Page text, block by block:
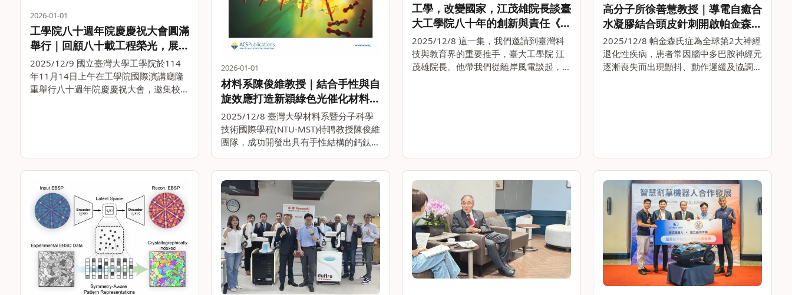
2026-01-01
工學院八十週年院慶慶祝大會圓滿
舉行｜回顧八十載工程榮光，展望
百年創新願景
2025/12/9 國立臺灣大學工學院於114
年11月14日上午在工學院國際演講廳隆
重舉行八十週年院慶慶祝大會，邀集校內
2026-01-01
材料系陳俊維教授｜結合手性與自
旋效應打造新穎綠色光催化材料
進行人造光合作用
2025/12/8 臺灣大學材料系暨分子科學
技術國際學程(NTU-MST)特聘教授陳俊維
團隊，成功開發出具有手性結構的鈣鈦礦
(Chirality)與電子自旋(Spin)效應，進行
人造光合作用反應。利用太陽光將二
氧。。
工學，改變國家，江茂雄院長談臺
大工學院八十年的創新與責任《在
時代之上．與世界對話》 | 天下
文化Podcast
2025/12/8 這一集，我們邀請到臺灣科
技與教育界的重要推手，臺大工學院 江
茂雄院長。他帶我們從離岸風電談起，回
高分子所徐善慧教授｜導電自癒合
水凝膠結合頭皮針刺開啟帕金森氏
症治療新契機
2025/12/8 帕金森氏症為全球第2大神經
退化性疾病，患者常因腦中多巴胺神經元
逐漸喪失而出現顫抖、動作遲緩及協調困